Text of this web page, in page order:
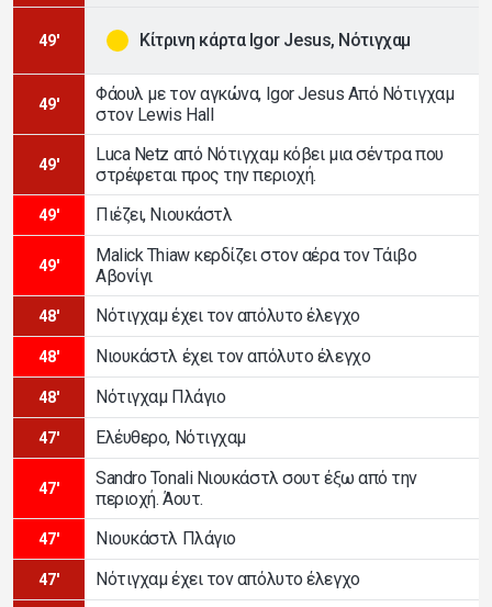
49' Κίτρινη κάρτα Igor Jesus, Νότιγχαμ
49'
Φάουλ με τον αγκώνα, Igor Jesus Από Νότιγχαμ
στον Lewis Hall
49'
Luca Netz από Νότιγχαμ κόβει μια σέντρα που
στρέφεται προς την περιοχή.
49' Πιέζει, Νιουκάστλ
49'
Malick Thiaw κερδίζει στον αέρα τον Τάιβο
Αβονίγι
48' Νότιγχαμ έχει τον απόλυτο έλεγχο
48' Νιουκάστλ έχει τον απόλυτο έλεγχο
48' Νότιγχαμ Πλάγιο
47' Ελέυθερο, Νότιγχαμ
47'
Sandro Tonali Νιουκάστλ σουτ έξω από την
περιοχή. Άουτ.
47' Νιουκάστλ Πλάγιο
47' Νότιγχαμ έχει τον απόλυτο έλεγχο